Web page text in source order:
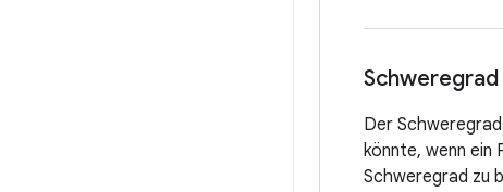
Schweregrad
Der
könnte, wenn ein
Schweregrad zu